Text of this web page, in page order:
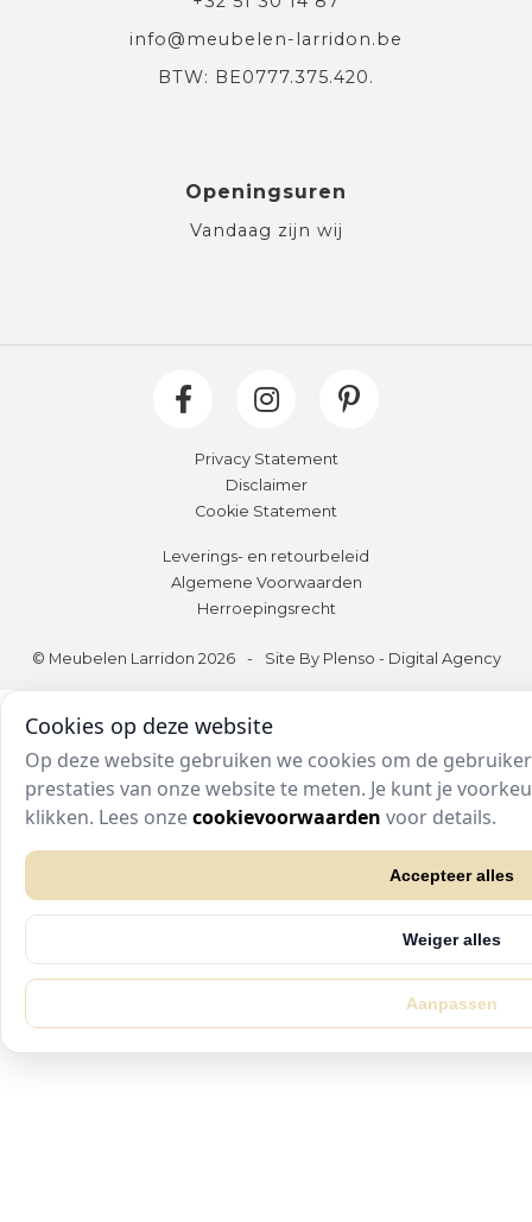
info@meubelen-larridon.be
BTW: BE0777.375.420.
Openingsuren
Vandaag zijn wij
Privacy Statement
Disclaimer
Cookie Statement
Leverings- en retourbeleid
Algemene Voorwaarden
Herroepingsrecht
© Meubelen Larridon 2026 - Site By Plenso - Digital Agency
Cookies op deze website
Op deze website gebruiken we cookies om de
prestaties van onze website te meten. Je kunt je
klikken. Lees onzecookievoorwaarden voor details.
Accepteer alles
Weiger alles
Aanpassen